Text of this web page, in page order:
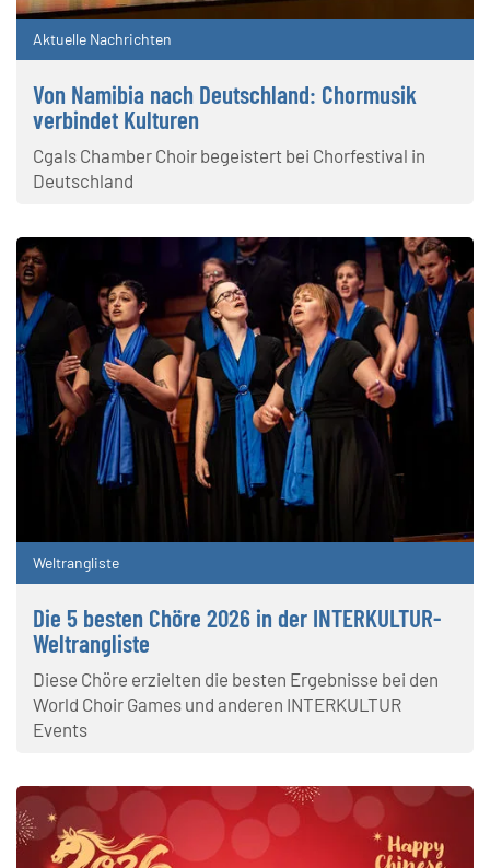
Aktuelle Nachrichten
Von Namibia nach Deutschland: Chormusik
verbindet Kulturen
Cgals Chamber Choir begeistert bei Chorfestival in
Deutschland
Weltrangliste
Die 5 besten Chöre 2026 in der INTERKULTUR-
Weltrangliste
Diese Chöre erzielten die besten Ergebnisse bei den
World Choir Games und anderen INTERKULTUR
Events